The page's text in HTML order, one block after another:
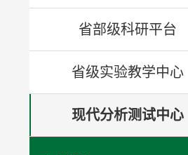
省部级科研平台
省级实验教学中心
现代分析测试中心